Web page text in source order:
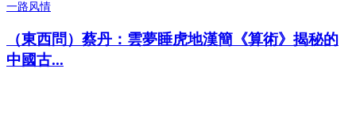
一路风情
（東西問）蔡丹：雲夢睡虎地漢簡《算術》揭秘的
中國古...